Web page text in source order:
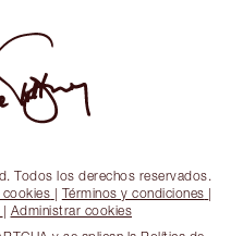
Todos los derechos reservados.
| Términos y condiciones |
| Administrar cookies